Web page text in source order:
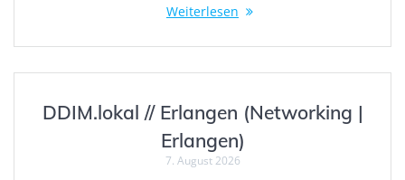
Weiterlesen
DDIM.lokal // Erlangen (Networking |
Erlangen)
7. August 2026